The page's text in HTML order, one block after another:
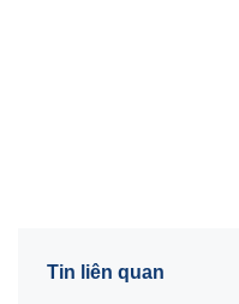
Tin liên quan